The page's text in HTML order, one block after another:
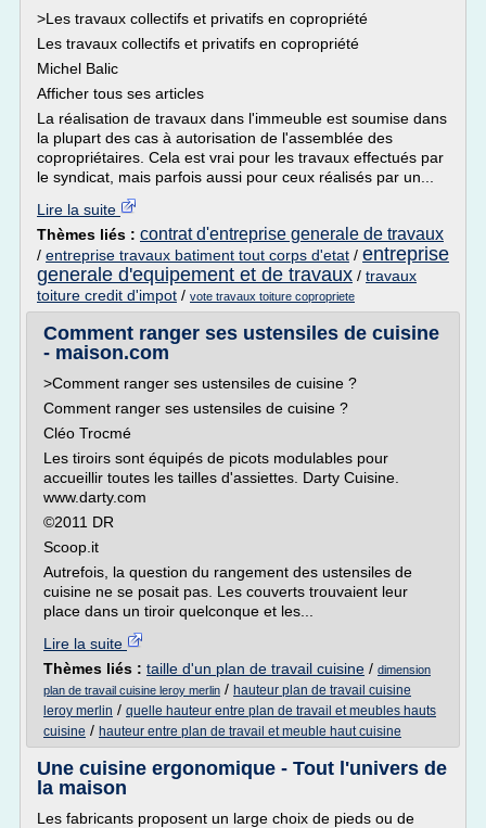
>Les travaux collectifs et privatifs en copropriété
Les travaux collectifs et privatifs en copropriété
Michel Balic
Afficher tous ses articles
La réalisation de travaux dans l'immeuble est soumise dans
la plupart des cas à autorisation de l'assemblée des
copropriétaires. Cela est vrai pour les travaux effectués par
le syndicat, mais parfois aussi pour ceux réalisés par un...
Lire la suite
Thèmes liés : contrat d'entreprise generale de travaux
/ entreprise travaux batiment tout corps d'etat / entreprise
generale d'equipement et de travaux / travaux
toiture credit d'impot / vote travaux toiture copropriete
Comment ranger ses ustensiles de cuisine
- maison.com
>Comment ranger ses ustensiles de cuisine ?
Comment ranger ses ustensiles de cuisine ?
Cléo Trocmé
Les tiroirs sont équipés de picots modulables pour
accueillir toutes les tailles d'assiettes. Darty Cuisine.
www.darty.com
©2011 DR
Scoop.it
Autrefois, la question du rangement des ustensiles de
cuisine ne se posait pas. Les couverts trouvaient leur
place dans un tiroir quelconque et les...
Lire la suite
Thèmes liés : taille d'un plan de travail cuisine / dimension
plan de travail cuisine leroy merlin / hauteur plan de travail cuisine
leroy merlin / quelle hauteur entre plan de travail et meubles hauts
cuisine / hauteur entre plan de travail et meuble haut cuisine
Une cuisine ergonomique - Tout l'univers de
la maison
Les fabricants proposent un large choix de pieds ou de